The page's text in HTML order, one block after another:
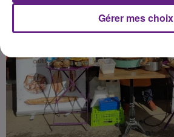
Gérer mes choix